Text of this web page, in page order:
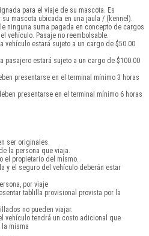
para el viaje de su mascota. Es
mascota ubicada en una jaula / (kennel).
ninguna suma pagada en concepto de cargos
vehículo. Pasaje no reembolsable.
vehículo estará sujeto a un cargo de $50.00
pasajero estará sujeto a un cargo de $100.00
presentarse en el terminal mínimo 3 horas
presentarse en el terminal mínimo 6 horas
ser originales.
la persona que viaja.
el propietario del mismo.
y el seguro del vehículo deberán estar
por viaje
tablilla provisional provista por la
no pueden viajar.
vehículo tendrá un costo adicional que
misma